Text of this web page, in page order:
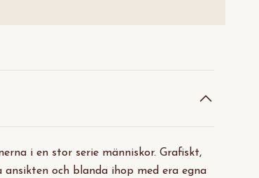
i en stor serie människor. Grafiskt,
och blanda ihop med era egna